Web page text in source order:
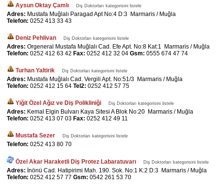
Aysun Oktay Çamlı Diş Doktorları kategorisini listele
Adres: Mustafa Muğlalı Paragad Apt No:4 D:3 Marmaris / Muğla
Telefon: 0252 413 33 43
Deniz Pehlivan Diş Doktorları kategorisini listele
Adres: Orgeneral Mustafa Muğlalı Cad. Efe Apt. No:8 Kat:1 Marmaris / Muğla
Telefon: 0252 412 63 42 Fax: 0252 412 32 04 Gsm: 0555 674 47 74
Turhan Yaltirik Diş Doktorları kategorisini listele
Adres: Mustafa Muğlalı Cad. Vergili Apt. No:51/3 Marmaris / Muğla
Telefon: 0252 412 15 64 Tel2: 0252 412 57 75
Yiğit Özel Ağız ve Diş Polikliniği Diş Doktorları kategorisini listele
Adres: Kemal Elgin Bulvarı Kaya Sitesi A Blok No:20 Marmaris / Muğla
Telefon: 0252 413 07 03 Fax: 0252 412 49 11
Mustafa Sezer Diş Doktorları kategorisini listele
Telefon: 0252 413 80 70
Özel Akar Haraketli Diş Protez Labaratuvarı Diş Doktorları kategorisini listele
Adres: İnönü Cad. Hatipirimi Mah. 190. Sok. No:1 K:2 D:3 Marmaris / Muğla
Telefon: 0252 412 57 77 Gsm: 0542 261 53 70